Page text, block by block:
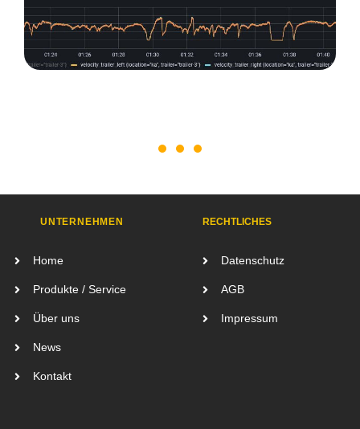
UNTERNEHMEN
Home
Produkte / Service
Über uns
News
Kontakt
RECHTLICHES
Datenschutz
AGB
Impressum